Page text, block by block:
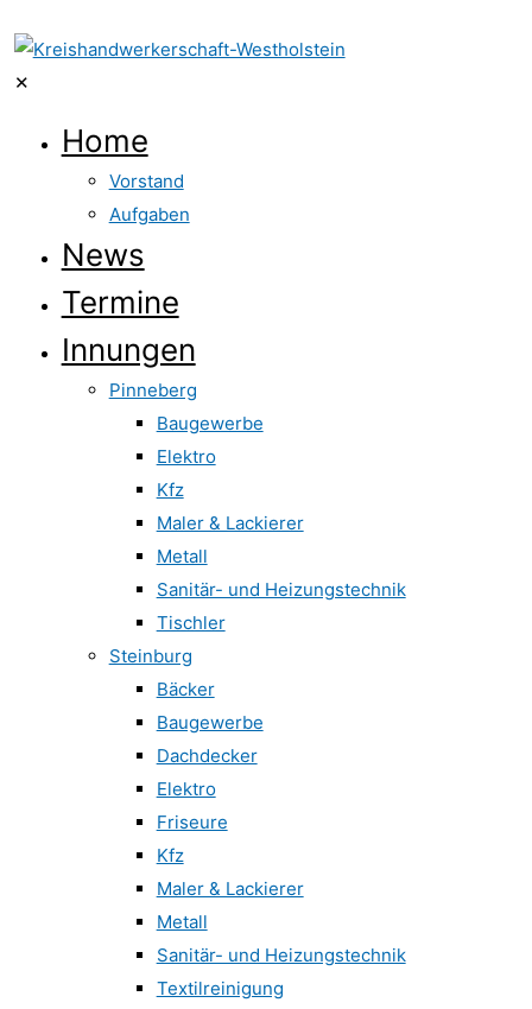
✕
Home
Vorstand
Aufgaben
News
Termine
Innungen
Pinneberg
Baugewerbe
Elektro
Kfz
Maler & Lackierer
Metall
Sanitär- und Heizungstechnik
Tischler
Steinburg
Bäcker
Baugewerbe
Dachdecker
Elektro
Friseure
Kfz
Maler & Lackierer
Metall
Sanitär- und Heizungstechnik
Textilreinigung